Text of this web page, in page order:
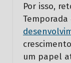
Por isso,
Temporada
um papel